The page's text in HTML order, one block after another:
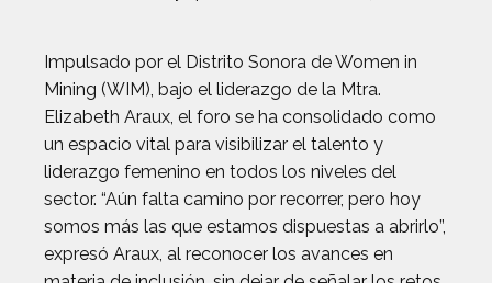
Impulsado por el Distrito Sonora de Women in
Mining (WIM), bajo el liderazgo de la Mtra.
Elizabeth Araux, el foro se ha consolidado como
un espacio vital para visibilizar el talento y
liderazgo femenino en todos los niveles del
sector. “Aún falta camino por recorrer, pero hoy
somos más las que estamos dispuestas a abrirlo”,
expresó Araux, al reconocer los avances en